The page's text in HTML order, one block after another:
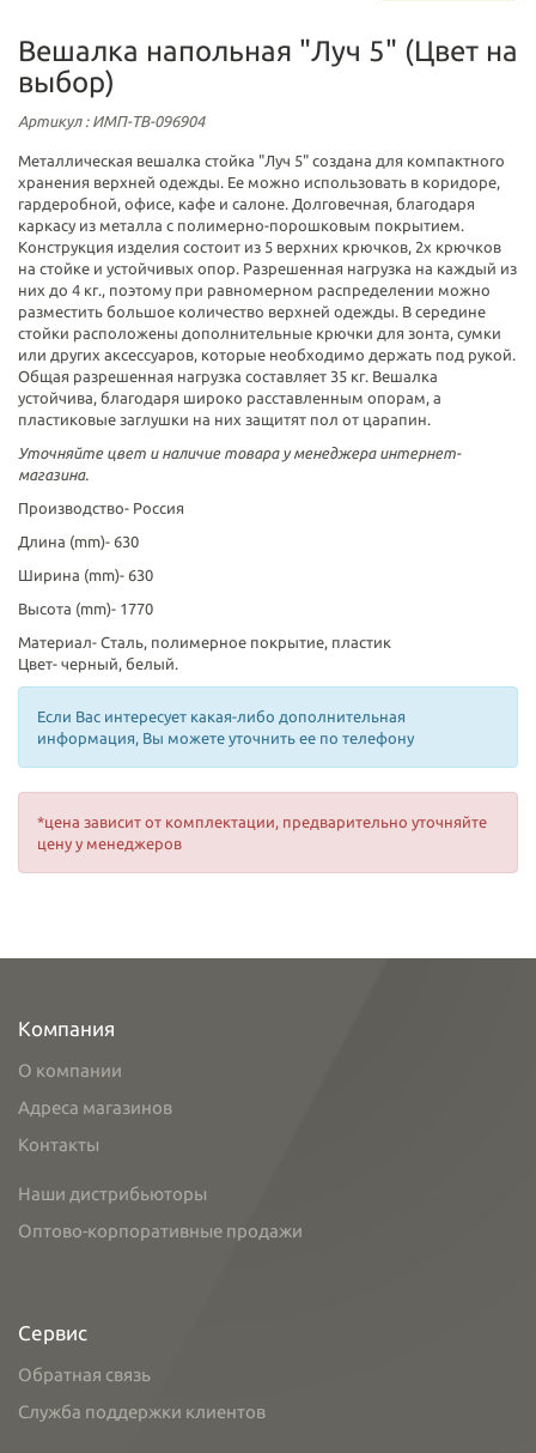
Вешалка напольная "Луч 5" (Цвет на
выбор)
Артикул: ИМП-ТВ-096904
Металлическая вешалка стойка "Луч 5" создана для компактного
хранения верхней одежды. Ее можно использовать в коридоре,
гардеробной, офисе, кафе и салоне. Долговечная, благодаря
каркасу из металла с полимерно-порошковым покрытием.
Конструкция изделия состоит из 5 верхних крючков, 2х крючков
на стойке и устойчивых опор. Разрешенная нагрузка на каждый из
них до 4 кг., поэтому при равномерном распределении можно
разместить большое количество верхней одежды. В середине
стойки расположены дополнительные крючки для зонта, сумки
или других аксессуаров, которые необходимо держать под рукой.
Общая разрешенная нагрузка составляет 35 кг. Вешалка
устойчива, благодаря широко расставленным опорам, а
пластиковые заглушки на них защитят пол от царапин.
Уточняйте цвет и наличие товара у менеджера интернет-
магазина.
Производство- Россия
Длина (mm)- 630
Ширина (mm)- 630
Высота (mm)- 1770
Материал- Сталь, полимерное покрытие, пластик
Цвет- черный, белый.
Если Вас интересует какая-либо дополнительная
информация, Вы можете уточнить ее по телефону
*цена зависит от комплектации, предварительно уточняйте
цену у менеджеров
Компания
О компании
Адреса магазинов
Контакты
Наши дистрибьюторы
Оптово-корпоративные продажи
Сервис
Обратная связь
Служба поддержки клиентов